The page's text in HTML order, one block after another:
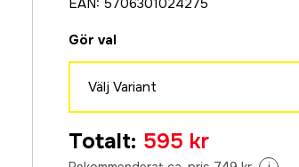
EAN: 5706301024275
Gör val
Välj Variant
595 kr
Totalt: 595 kr